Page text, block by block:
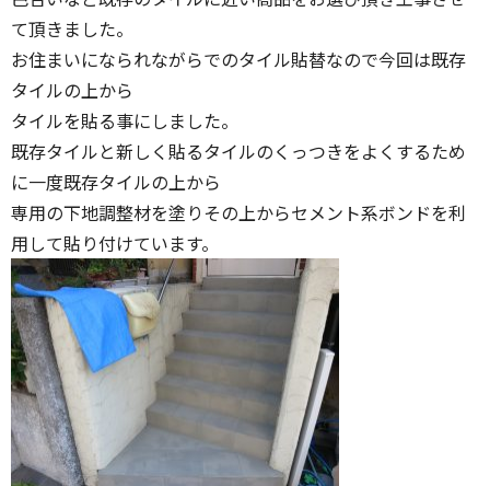
て頂きました。
お住まいになられながらでのタイル貼替なので今回は既存
タイルの上から
タイルを貼る事にしました。
既存タイルと新しく貼るタイルのくっつきをよくするため
に一度既存タイルの上から
専用の下地調整材を塗りその上からセメント系ボンドを利
用して貼り付けています。